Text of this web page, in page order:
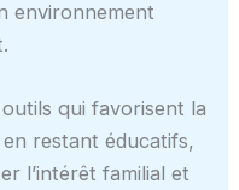
environnement
qui favorisent la
restant éducatifs,
l’intérêt familial et